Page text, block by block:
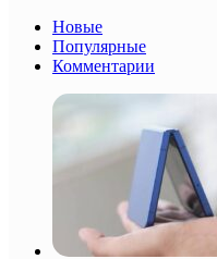
Новые
Популярные
Комментарии